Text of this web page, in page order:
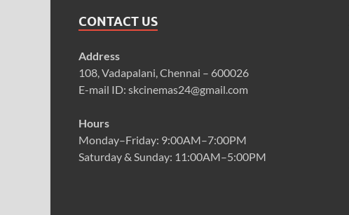
CONTACT US
Address
108, Vadapalani, Chennai – 600026
E-mail ID: skcinemas24@gmail.com
Hours
Monday–Friday: 9:00AM–7:00PM
Saturday & Sunday: 11:00AM–5:00PM